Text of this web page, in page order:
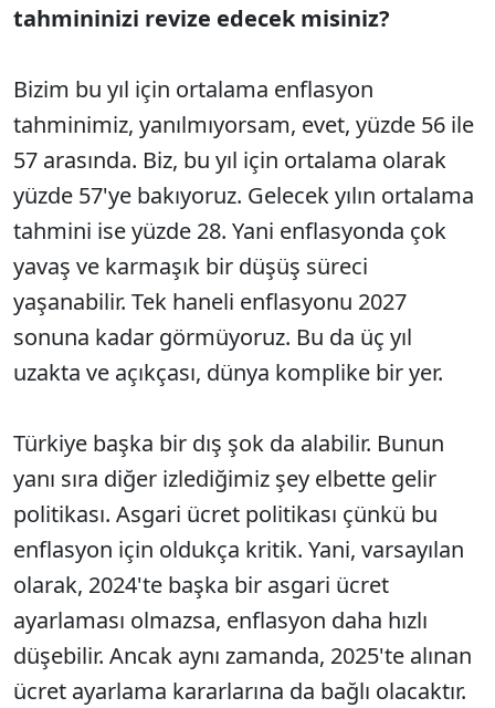
tahmininizi revize edecek misiniz?
Bizim bu yıl için ortalama enflasyon
tahminimiz, yanılmıyorsam, evet, yüzde 56 ile
57 arasında. Biz, bu yıl için ortalama olarak
yüzde 57'ye bakıyoruz. Gelecek yılın ortalama
tahmini ise yüzde 28. Yani enflasyonda çok
yavaş ve karmaşık bir düşüş süreci
yaşanabilir. Tek haneli enflasyonu 2027
sonuna kadar görmüyoruz. Bu da üç yıl
uzakta ve açıkçası, dünya komplike bir yer.
Türkiye başka bir dış şok da alabilir. Bunun
yanı sıra diğer izlediğimiz şey elbette gelir
politikası. Asgari ücret politikası çünkü bu
enflasyon için oldukça kritik. Yani, varsayılan
olarak, 2024'te başka bir asgari ücret
ayarlaması olmazsa, enflasyon daha hızlı
düşebilir. Ancak aynı zamanda, 2025'te alınan
ücret ayarlama kararlarına da bağlı olacaktır.